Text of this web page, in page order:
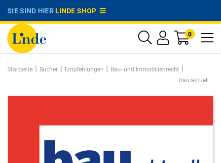
SIE SIND HIERLINDE SHOP
0
Startseite | Bücher | Empfehlungen | Bau- und Immobilienrecht |
bau aktuell